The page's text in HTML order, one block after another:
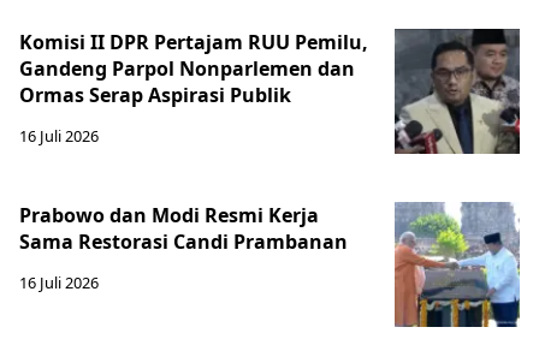
Komisi II DPR Pertajam RUU Pemilu,
Gandeng Parpol Nonparlemen dan
Ormas Serap Aspirasi Publik
16 Juli 2026
Prabowo dan Modi Resmi Kerja
Sama Restorasi Candi Prambanan
16 Juli 2026